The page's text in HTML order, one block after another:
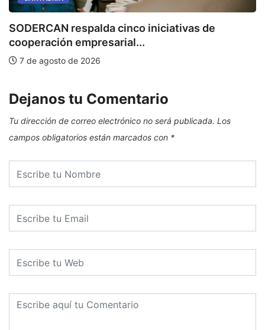
SODERCAN respalda cinco iniciativas de
cooperación empresarial...
7 de agosto de 2026
Dejanos tu Comentario
Tu dirección de correo electrónico no será publicada. Los
campos obligatorios están marcados con *